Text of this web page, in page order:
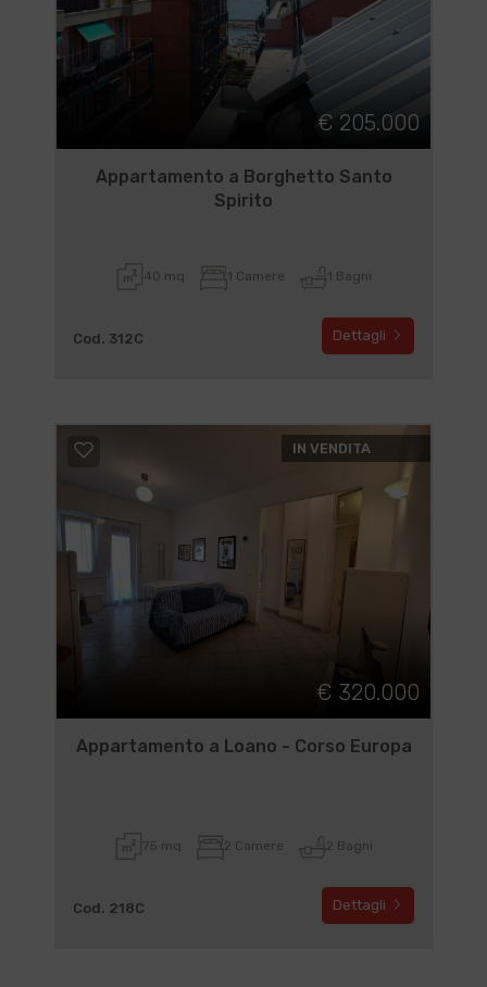
€ 205.000
Appartamento a Borghetto Santo
Spirito
40 mq 1 Camere 1 Bagni
Cod. 312C Dettagli
IN VENDITA
€ 320.000
Appartamento a Loano - Corso Europa
75 mq 2 Camere 2 Bagni
Cod. 218C Dettagli